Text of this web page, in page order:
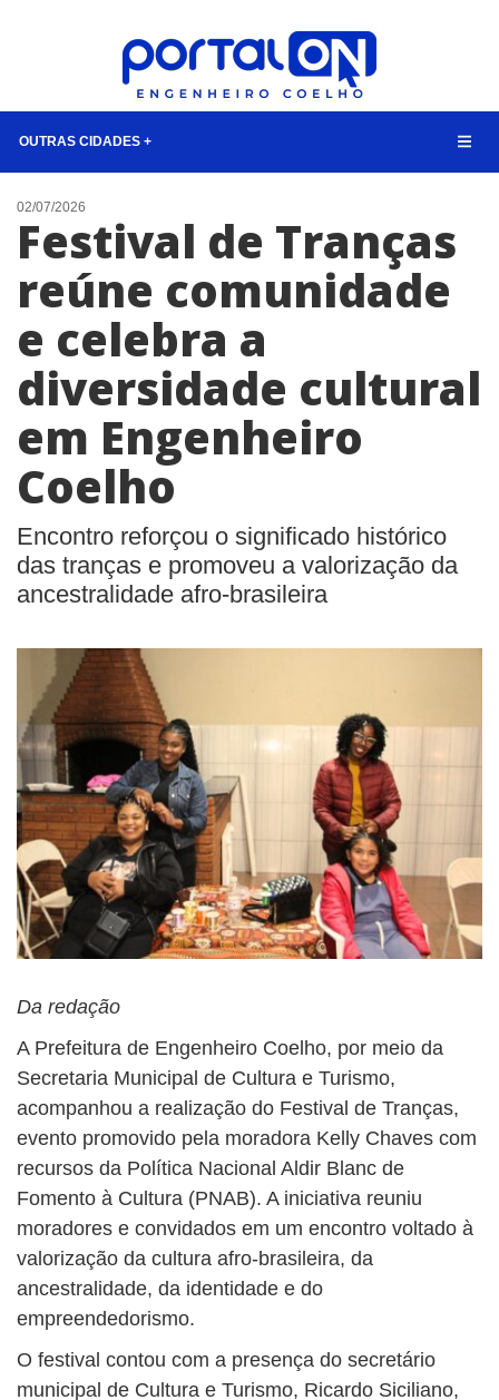
OUTRAS CIDADES +
NOTÍCIAS
LISTA DIGITAL
TELEFONES ÚTEIS
ANUNCIE
02/07/2026
Festival de Tranças
reúne comunidade
e celebra a
diversidade cultural
em Engenheiro
Coelho
Encontro reforçou o significado histórico
das tranças e promoveu a valorização da
ancestralidade afro-brasileira
Da redação
A Prefeitura de Engenheiro Coelho, por meio da
Secretaria Municipal de Cultura e Turismo,
acompanhou a realização do Festival de Tranças,
evento promovido pela moradora Kelly Chaves com
recursos da Política Nacional Aldir Blanc de
Fomento à Cultura (PNAB). A iniciativa reuniu
moradores e convidados em um encontro voltado à
valorização da cultura afro-brasileira, da
ancestralidade, da identidade e do
empreendedorismo.
O festival contou com a presença do secretário
municipal de Cultura e Turismo, Ricardo Siciliano,